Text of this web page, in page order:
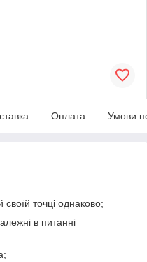
Оплата Умови
своїй точці однаково;
в питанні